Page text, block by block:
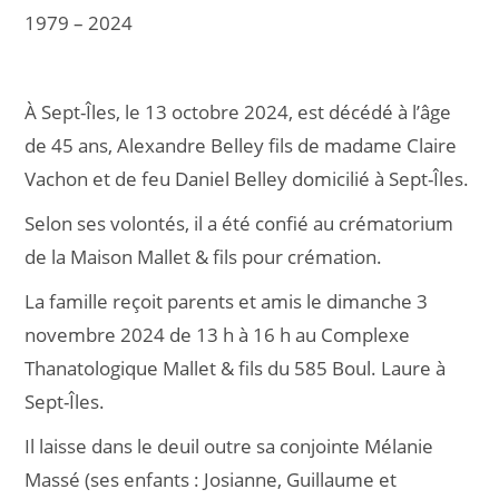
1979 – 2024
À Sept-Îles, le 13 octobre 2024, est décédé à l’âge
de 45 ans, Alexandre Belley fils de madame Claire
Vachon et de feu Daniel Belley domicilié à Sept-Îles.
Selon ses volontés, il a été confié au crématorium
de la Maison Mallet & fils pour crémation.
La famille reçoit parents et amis le dimanche 3
novembre 2024 de 13 h à 16 h au Complexe
Thanatologique Mallet & fils du 585 Boul. Laure à
Sept-Îles.
Il laisse dans le deuil outre sa conjointe Mélanie
Massé (ses enfants : Josianne, Guillaume et